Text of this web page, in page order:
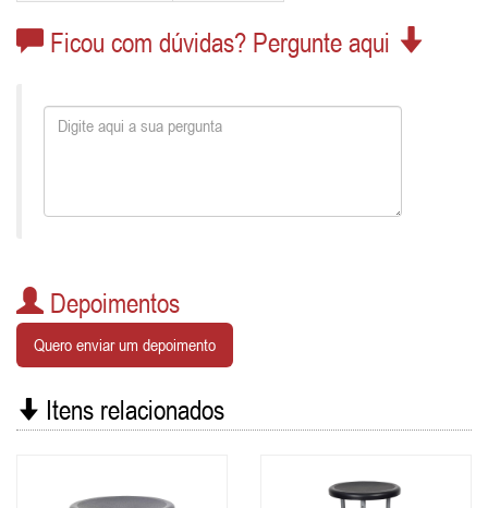
Ficou com dúvidas? Pergunte aqui
Depoimentos
Quero enviar um depoimento
Itens relacionados